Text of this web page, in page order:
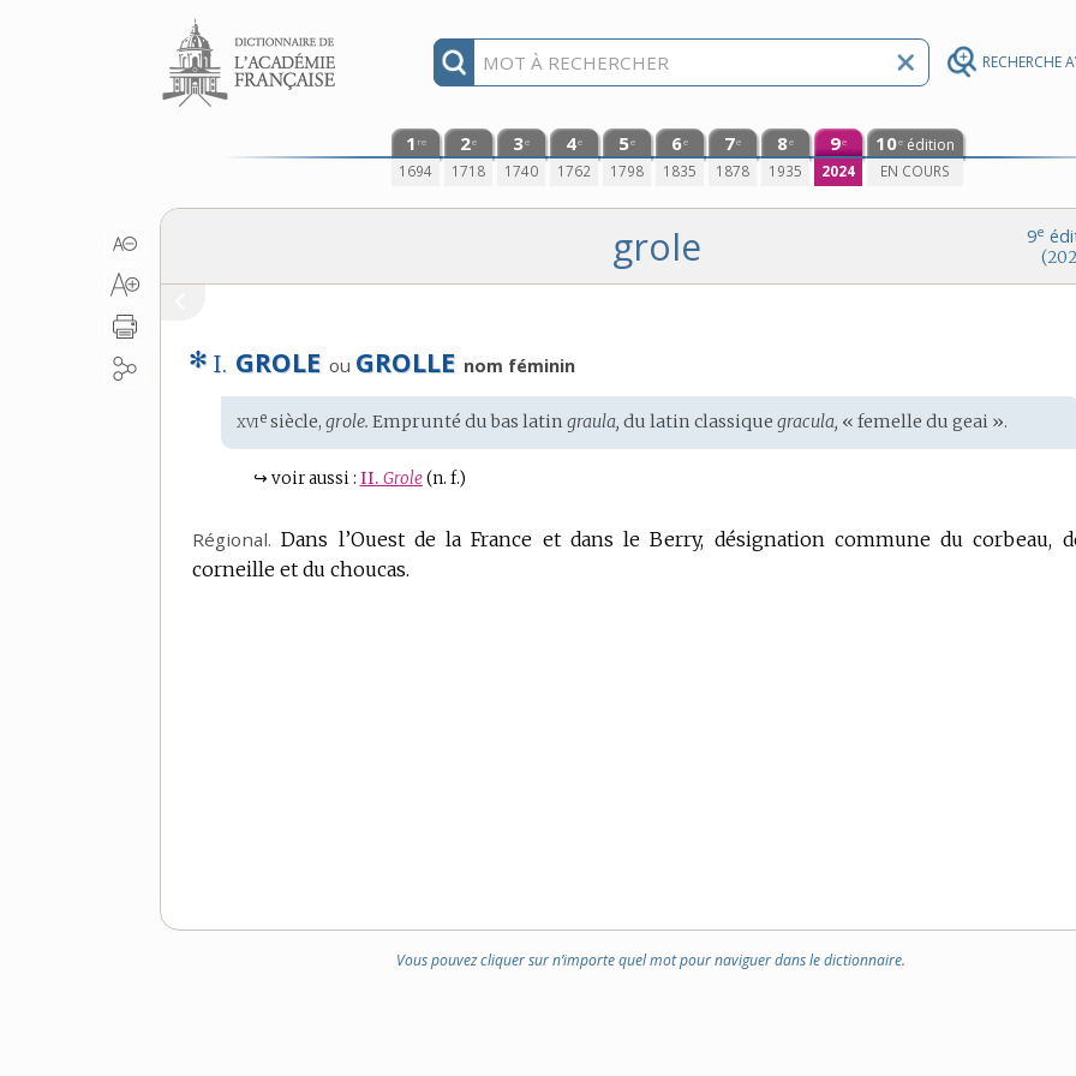
RECHERCHE
Aller au contenu
1 re
1694
2e
1718
3e
1740
4e
1762
5e
1798
6e
1835
7e
1878
8e
1935
9e
2024
10e édition
EN COURS
9e
grole
✻ I. GROLE ou GROLLE nom féminin
Étymologie
:
xvie siècle,grole. Emprunté dubas latin graula, dulatin classique gracula, « femelle du geai ».
↪ voir aussi : II. Grole(n. f.)
Régional. Dans l’Ouest de la France et dans le Berry, désignation commune du corbeau,
corneille et du choucas.
Vous pouvez cliquer sur n’importe quel mot pour naviguer dans le dictionnaire.